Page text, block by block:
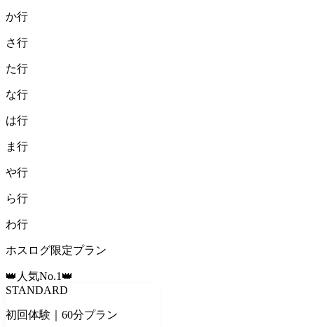
か行
さ行
た行
な行
は行
ま 行
や行
ら行
わ行
ホスログ限定プラン
👑人気No.1👑
STANDARD
初回体験｜60分プラン